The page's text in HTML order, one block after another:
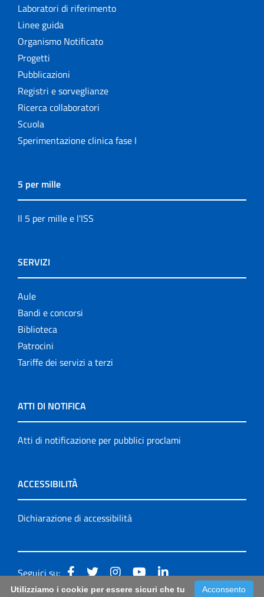
Laboratori di riferimento
Linee guida
Organismo Notificato
Progetti
Pubblicazioni
Registri e sorveglianze
Ricerca collaboratori
Scuola
Sperimentazione clinica fase I
5 per mille
Il 5 per mille e l'ISS
SERVIZI
Aule
Bandi e concorsi
Biblioteca
Patrocini
Tariffe dei servizi a terzi
ATTI DI NOTIFICA
Atti di notificazione per pubblici proclami
ACCESSIBILITÀ
Dichiarazione di accessibilità
Seguici su:
Acconsento
Utilizziamo i cookie per essere sicuri che tu